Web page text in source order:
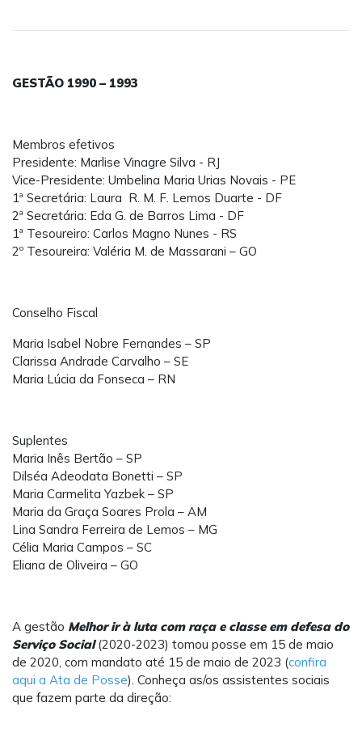
GESTÃO 1990 – 1993
Membros efetivos
Presidente: Marlise Vinagre Silva - RJ
Vice-Presidente: Umbelina Maria Urias Novais - PE
1ª Secretária: Laura R. M. F. Lemos Duarte - DF
2ª Secretária: Eda G. de Barros Lima - DF
1ª Tesoureiro: Carlos Magno Nunes - RS
2º Tesoureira: Valéria M. de Massarani – GO
Conselho Fiscal
Maria Isabel Nobre Fernandes – SP
Clarissa Andrade Carvalho – SE
Maria Lúcia da Fonseca – RN
Suplentes
Maria Inês Bertão – SP
Dilséa Adeodata Bonetti – SP
Maria Carmelita Yazbek – SP
Maria da Graça Soares Prola – AM
Lina Sandra Ferreira de Lemos – MG
Célia Maria Campos – SC
Eliana de Oliveira – GO
A gestão Melhor ir à luta com raça e classe em defesa do
Serviço Social(2020-2023) tomou posse em 15 de maio
de 2020, com mandato até 15 de maio de 2023 (confira
aqui a Ata de Posse). Conheça as/os assistentes sociais
que fazem parte da direção: